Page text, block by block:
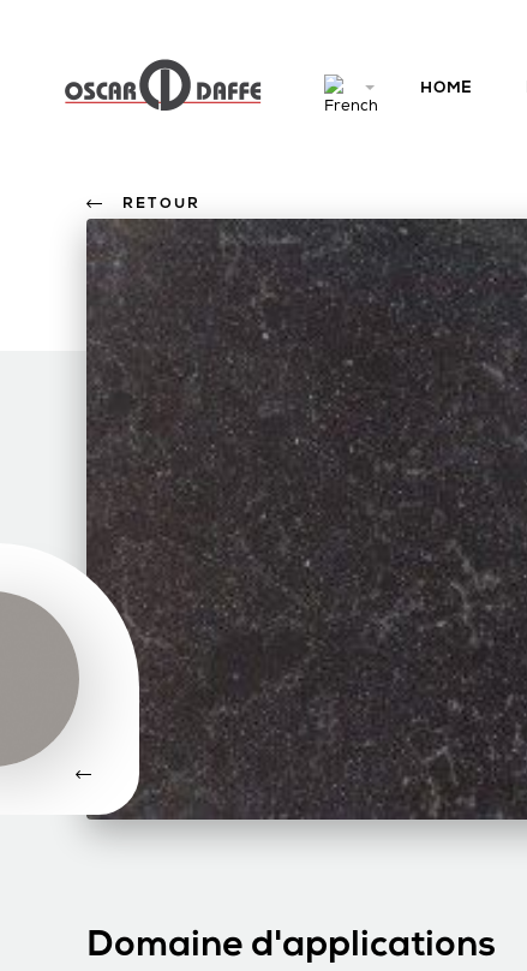
HOME
RETOUR
Domaine d'applications